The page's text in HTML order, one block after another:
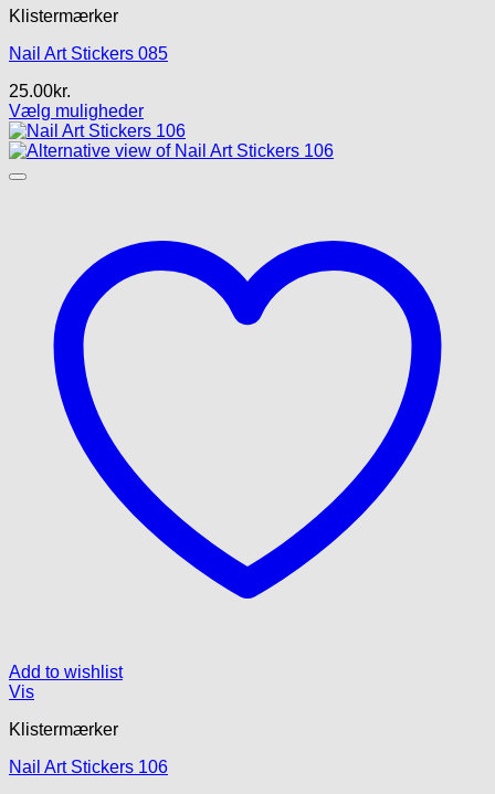
Klistermærker
Nail Art Stickers 085
25.00kr.
Vælg muligheder
Dette
vare
har
varesiden
Add to wishlist
Vis
Klistermærker
Nail Art Stickers 106